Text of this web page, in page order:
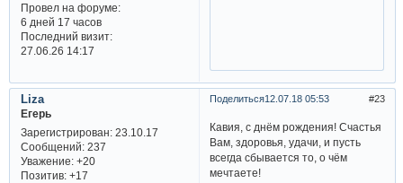
Провел на форуме:
6 дней 17 часов
Последний визит:
27.06.26 14:17
Поделиться 23
12.07.18 05:53
Liza
Егерь
Зарегистрирован: 23.10.17
Сообщений:237
Уважение: +20
Позитив: +17
Кавия, с днём рождения! Счастья
Вам, здоровья, удачи, и пусть
всегда сбывается то, о чём
мечтаете!